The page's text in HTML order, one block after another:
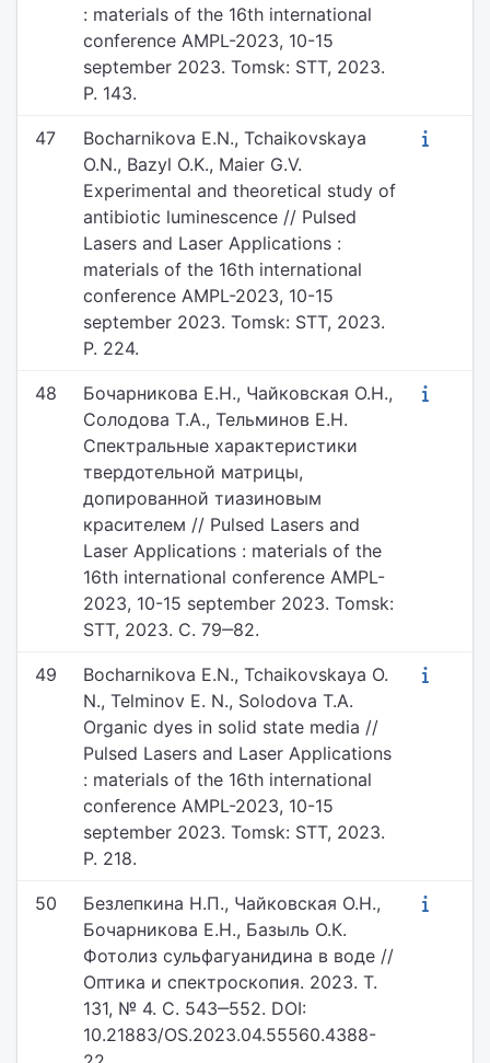
: materials of the 16th international
conference AMPL-2023, 10-15
september 2023. Tomsk: STT, 2023.
P. 143.
47
Bocharnikova E.N., Tchaikovskaya
O.N., Bazyl O.K., Maier G.V.
Experimental and theoretical study of
antibiotic luminescence // Pulsed
Lasers and Laser Applications :
materials of the 16th international
conference AMPL-2023, 10-15
september 2023. Tomsk: STT, 2023.
P. 224.
48
Бочарникова Е.Н., Чайковская О.Н.,
Солодова Т.А., Тельминов Е.Н.
Спектральные характеристики
твердотельной матрицы,
допированной тиазиновым
красителем // Pulsed Lasers and
Laser Applications : materials of the
16th international conference AMPL-
2023, 10-15 september 2023. Tomsk:
STT, 2023. С. 79‒82.
49
Bocharnikova E.N., Tchaikovskaya O.
N., Telminov E. N., Solodova T.A.
Organic dyes in solid state media //
Pulsed Lasers and Laser Applications
: materials of the 16th international
conference AMPL-2023, 10-15
september 2023. Tomsk: STT, 2023.
P. 218.
50
Безлепкина Н.П., Чайковская О.Н.,
Бочарникова Е.Н., Базыль О.К.
Фотолиз сульфагуанидина в воде //
Оптика и спектроскопия. 2023. Т.
131, № 4. С. 543‒552. DOI:
10.21883/OS.2023.04.55560.4388-